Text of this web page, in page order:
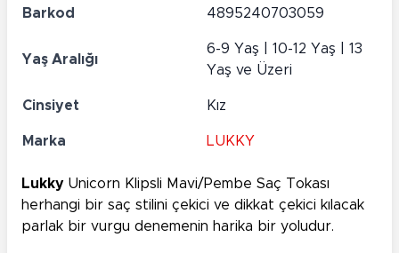
Barkod 4895240703059
Yaş Aralığı
6-9 Yaş | 10-12 Yaş | 13
Yaş ve Üzeri
Cinsiyet Kız
Marka LUKKY
Lukky Unicorn Klipsli Mavi/Pembe Saç Tokası
herhangi bir saç stilini çekici ve dikkat çekici kılacak
parlak bir vurgu denemenin harika bir yoludur.